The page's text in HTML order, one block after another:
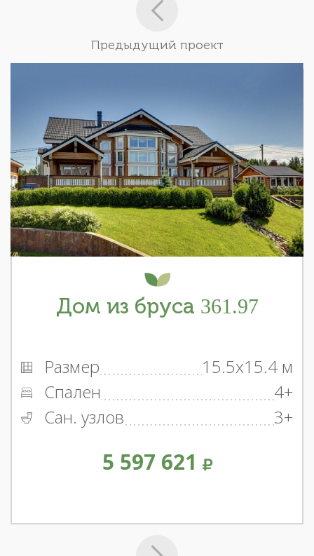
Предыдущий проект
Дом из бруса 361.97
Размер
15.5x15.4 м
Спален
4+
Сан. узлов
3+
5 597 621